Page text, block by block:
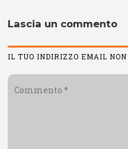
Lascia un commento
IL TUO INDIRIZZO EMAIL